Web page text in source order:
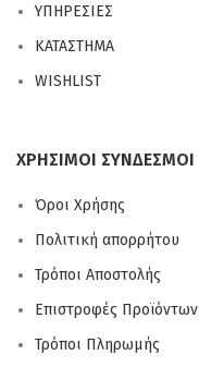
ΥΠΗΡΕΣΙΕΣ
ΚΑΤΑΣΤΗΜΑ
WISHLIST
ΧΡΗΣΙΜΟΙ ΣΥΝΔΕΣΜΟΙ
Όροι Χρήσης
Πολιτική απορρήτου
Τρόποι Αποστολής
Επιστροφές Προϊόντων
Τρόποι Πληρωμής